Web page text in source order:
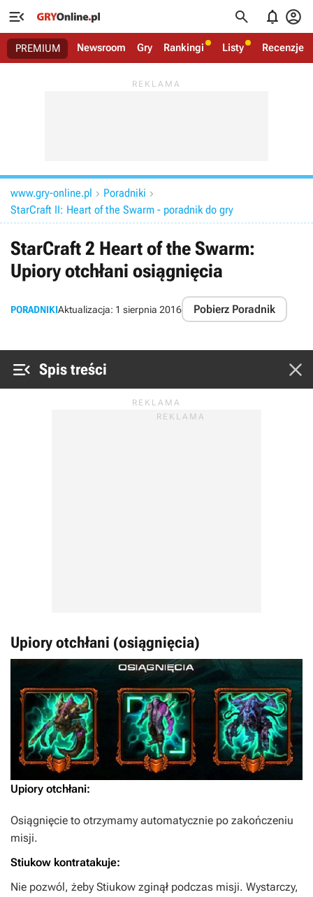
   
PREMIUM Newsroom Gry Rankingi Listy Recenzje
www.gry-online.pl  Poradniki 
StarCraft II: Heart of the Swarm - poradnik do gry
StarCraft 2 Heart of the Swarm:
Upiory otchłani osiągnięcia
PORADNIKIAktualizacja: 1 sierpnia 2016 Pobierz Poradnik
 Spis treści 
Upiory otchłani (osiągnięcia)
Upiory otchłani:
Osiągnięcie to otrzymamy automatycznie po zakończeniu
misji.
Stiukow kontratakuje:
Nie pozwól, żeby Stiukow zginął podczas misji. Wystarczy,